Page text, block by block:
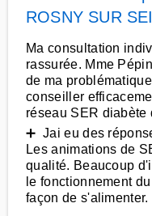
ROSNY SUR
Ma consultation
rassurée. Mme
de ma
conseiller
réseau SER diabète
➕ Jai eu des
Les animations de
qualité. Beaucoup
le fonctionnement
façon de s'alimenter.